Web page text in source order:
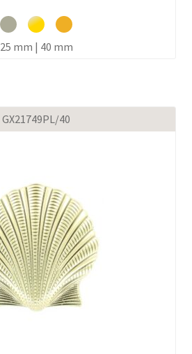
25 mm | 40 mm
GX21749PL/40